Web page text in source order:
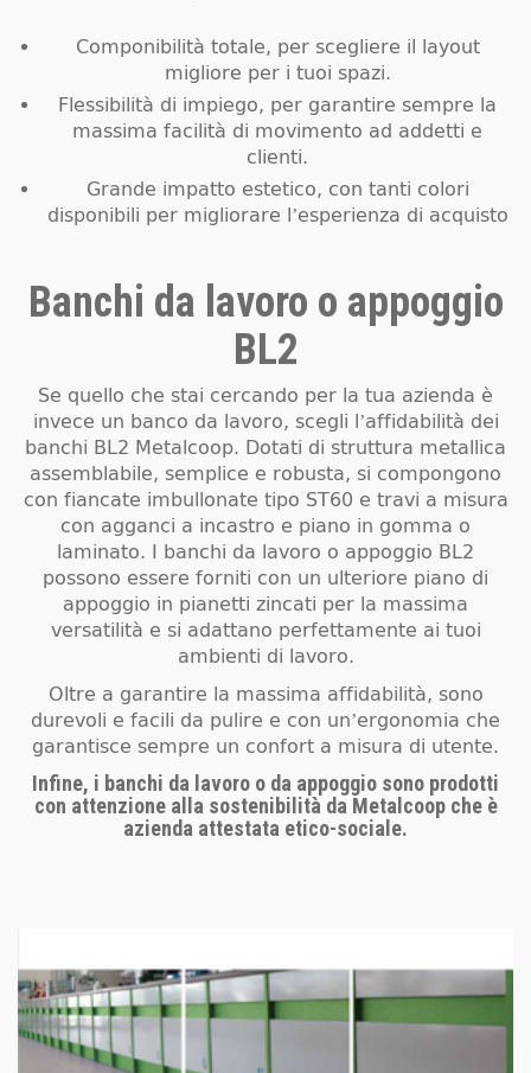
Componibilità totale, per scegliere il layout
migliore per i tuoi spazi.
Flessibilità di impiego, per garantire sempre la
massima facilità di movimento ad addetti e
clienti.
Grande impatto estetico, con tanti colori
disponibili per migliorare l’esperienza di acquisto
Banchi da lavoro o appoggio
BL2
Se quello che stai cercando per la tua azienda è
invece un banco da lavoro, scegli l’affidabilità dei
banchi BL2 Metalcoop. Dotati di struttura metallica
assemblabile, semplice e robusta, si compongono
con fiancate imbullonate tipo ST60 e travi a misura
con agganci a incastro e piano in gomma o
laminato. I banchi da lavoro o appoggio BL2
possono essere forniti con un ulteriore piano di
appoggio in pianetti zincati per la massima
versatilità e si adattano perfettamente ai tuoi
ambienti di lavoro.
Oltre a garantire la massima affidabilità, sono
durevoli e facili da pulire e con un’ergonomia che
garantisce sempre un confort a misura di utente.
Infine, i banchi da lavoro o da appoggio sono prodotti
con attenzione alla sostenibilità da Metalcoop che è
azienda attestata etico-sociale.